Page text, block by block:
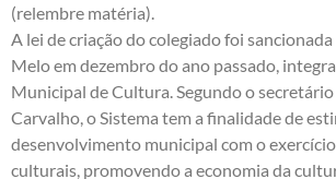
(relembre matéria).
A lei de criação do colegiado foi
Melo em dezembro do ano passado,
Municipal de Cultura. Segundo o
Carvalho, o Sistema tem a finalidade de
desenvolvimento municipal com o
culturais, promovendo a economia da